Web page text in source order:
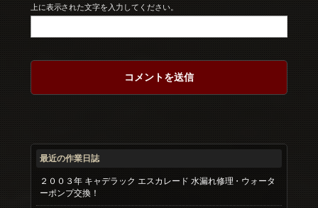
上に表示された文字を入力してください。
最近の作業日誌
２００３年 キャデラック エスカレード 水漏れ修理・ウォータ
ーポンプ交換！